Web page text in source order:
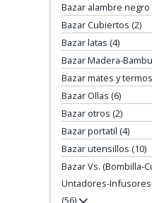
Bazar alambre negro
Bazar Cubiertos (2)
Bazar latas (4)
Bazar Madera-
Bazar mates y
Bazar Ollas (6)
Bazar otros (2)
Bazar portatil (4)
Bazar utensillos (10)
Bazar Vs. (Bombilla-
Untadores-
(56)